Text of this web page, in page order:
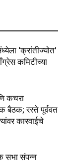
‘क्रांतीज्योत’
कमिटीच्या
कचरा
बैठक; रस्ते पूर्ववत
कारवाईचे
सभा संपन्न